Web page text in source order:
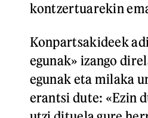
kontzertuarekin
Konpartsakideek
egunak» izango
egunak eta milaka
erantsi dute: «Ezin